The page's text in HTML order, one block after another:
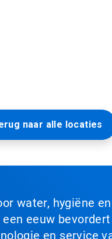
naar alle locaties
water, hygiëne
eeuw
en service